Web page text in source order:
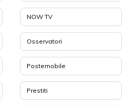
NOW TV
Osservatori
Postemobile
Prestiti